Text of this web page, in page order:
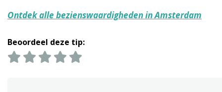
Ontdek alle bezienswaardigheden in Amsterdam
Beoordeel deze tip: